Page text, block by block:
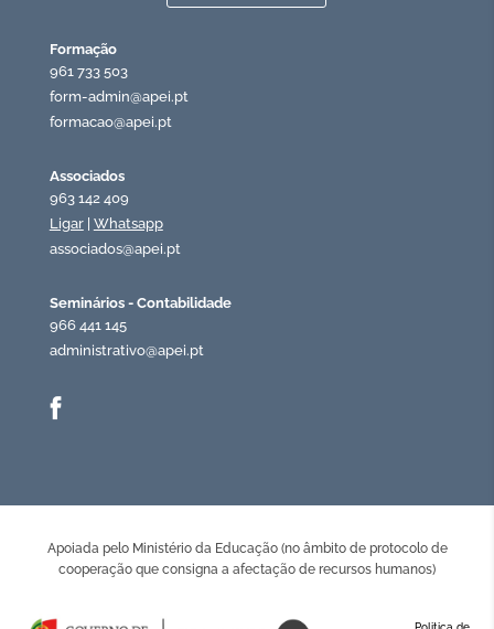
Formação
961 733 503
form-admin@apei.pt
formacao@apei.pt
Associados
963 142 409
Ligar| Whatsapp
associados@apei.pt
Seminários - Contabilidade
966 441 145
administrativo@apei.pt
Apoiada pelo Ministério da Educação (no âmbito de protocolo de
cooperação que consigna a afectação de recursos humanos)